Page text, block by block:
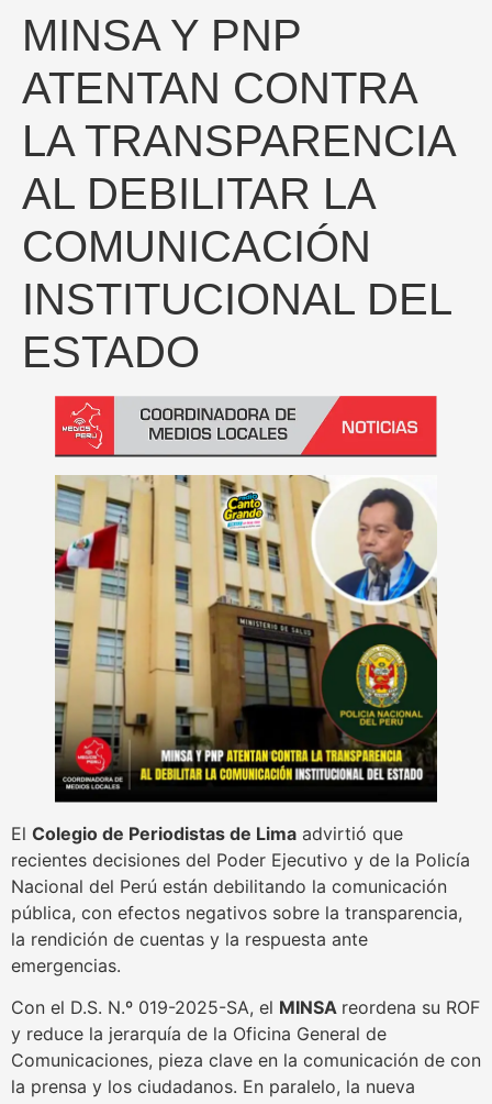
MINSA Y PNP
ATENTAN CONTRA
LA TRANSPARENCIA
AL DEBILITAR LA
COMUNICACIÓN
INSTITUCIONAL DEL
ESTADO
El Colegio de Periodistas de Lima advirtió que
recientes decisiones del Poder Ejecutivo y de la Policía
Nacional del Perú están debilitando la comunicación
pública, con efectos negativos sobre la transparencia,
la rendición de cuentas y la respuesta ante
emergencias.
Con el D.S. N.º 019-2025-SA, el MINSA reordena su ROF
y reduce la jerarquía de la Oficina General de
Comunicaciones, pieza clave en la comunicación de con
la prensa y los ciudadanos. En paralelo, la nueva